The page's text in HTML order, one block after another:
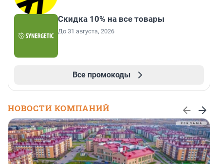
Скидка 10% на все товары
До 31 августа, 2026
Все промокоды
НОВОСТИ КОМПАНИЙ